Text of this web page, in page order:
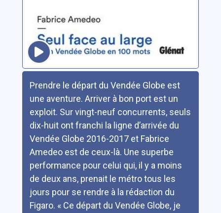
Prendre le départ du Vendée Globe est
une aventure. Arriver à bon port est un
exploit. Sur vingt-neuf concurrents, seuls
dix-huit ont franchi la ligne d’arrivée du
Vendée Globe 2016-2017 et Fabrice
Amedeo est de ceux-là. Une superbe
performance pour celui qui, il y a moins
de deux ans, prenait le métro tous les
jours pour se rendre à la rédaction du
Figaro. « Ce départ du Vendée Globe, je